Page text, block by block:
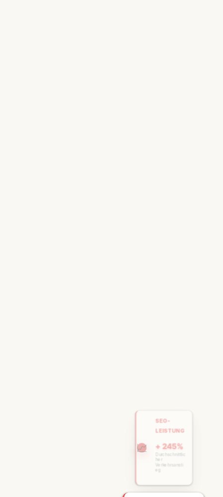
📈
SEO-
LEISTUNG
+ 245%
Durchschnittlic
her
Verkehrsansti
eg